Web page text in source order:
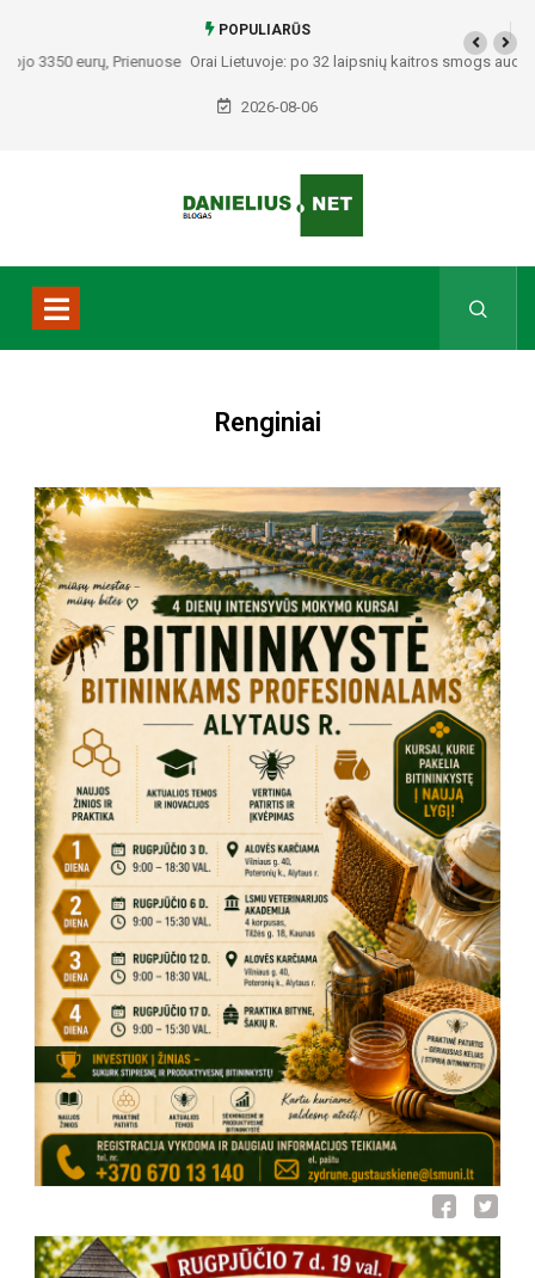
POPULIARŪS
Orai Lietuvoje: po 32 laipsnių kaitros smogs audros – įvardijo, kuriuose
regionuose bus pavojingiausia
2026-08-06
Renginiai